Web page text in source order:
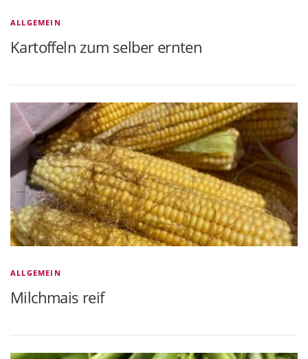
ALLGEMEIN
Kartoffeln zum selber ernten
ALLGEMEIN
Milchmais reif